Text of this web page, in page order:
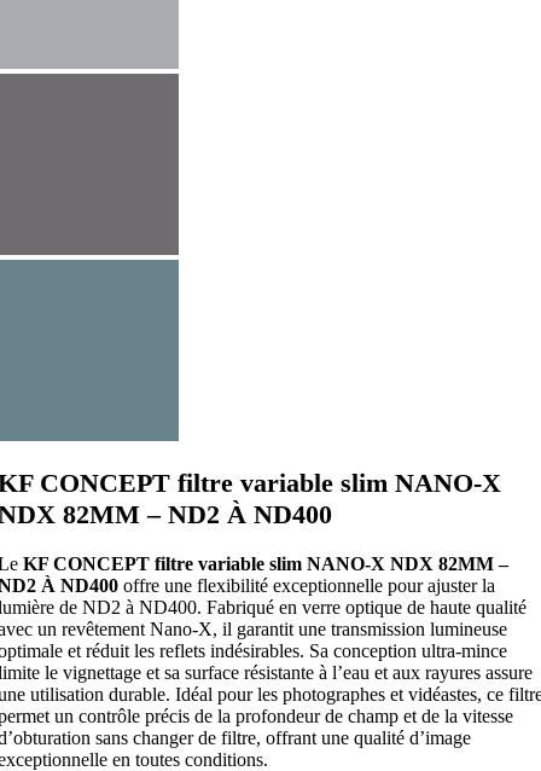
CONCEPT filtre variable slim NANO-X
82MM – ND2 À ND400
KF CONCEPT filtre variable slim NANO-X NDX 82MM –
À ND400 offre une flexibilité exceptionnelle pour ajuster la
de ND2 à ND400. Fabriqué en verre optique de haute qualité
un revêtement Nano-X, il garantit une transmission lumineuse
et réduit les reflets indésirables. Sa conception ultra-mince
le vignettage et sa surface résistante à l’eau et aux rayures assure
utilisation durable. Idéal pour les photographes et vidéastes, ce
un contrôle précis de la profondeur de champ et de la vitesse
sans changer de filtre, offrant une qualité d’image
en toutes conditions.